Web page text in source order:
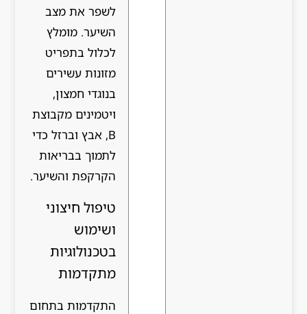
לשפר את מצב
השיער. מומלץ
לכלול בתפריט
מזונות עשירים
בנוגדי חמצון,
ויטמינים מקבוצת
B, אבץ וברזל כדי
לתמוך בבריאות
הקרקפת והשיער.
טיפול חיצוני
ושימוש
בטכנולוגיות
מתקדמות
התקדמות בתחום